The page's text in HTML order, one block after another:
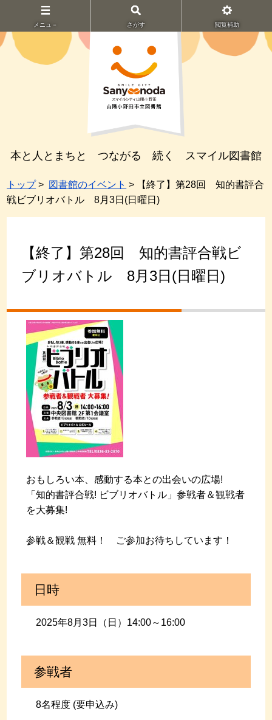
メニュ－ さがす 閲覧補助
本と人とまちと つながる 続く スマイル図書館
トップ> 図書館のイベント > 【終了】第28回 知的書評合
戦ビブリオバトル 8月3日(日曜日)
【終了】第28回 知的書評合戦ビ
ブリオバトル 8月3日(日曜日)
おもしろい本、感動する本との出会いの広場!
「知的書評合戦! ビブリオバトル」参戦者＆観戦者
を大募集!
参戦＆観戦 無料！ ご参加お待ちしています！
日時
2025年8月3日（日）14:00～16:00
参戦者
8名程度 (要申込み)